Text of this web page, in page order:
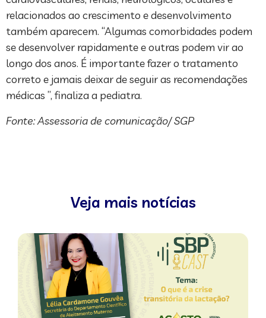
relacionados ao crescimento e desenvolvimento
também aparecem. “Algumas comorbidades podem
se desenvolver rapidamente e outras podem vir ao
longo dos anos. É importante fazer o tratamento
correto e jamais deixar de seguir as recomendações
médicas ”, finaliza a pediatra.
Fonte: Assessoria de comunicação/ SGP
Veja mais notícias